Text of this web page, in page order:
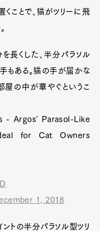
くことで、猫がツリーに飛
長くした、半分パラソル
もある。猫の手が届かな
屋の中が華やぐというこ
- Argos' Parasol-Like
for Cat Owners
1, 2018
ントの半分パラソル型ツリ